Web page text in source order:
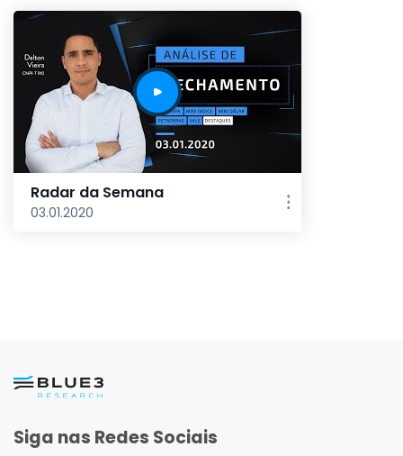
Radar da Semana
03.01.2020
Siga nas Redes Sociais